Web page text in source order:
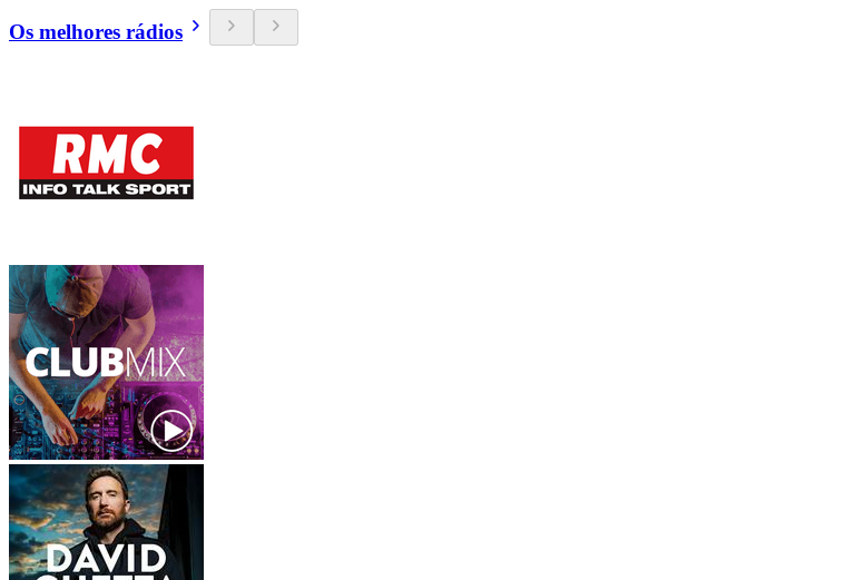
Os melhores rádios